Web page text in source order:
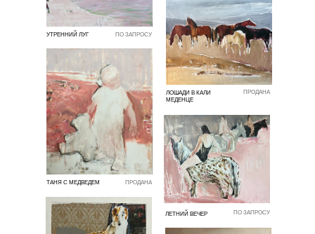
ТАНЯ С МЕДВЕДЕМ ПРОДАНА
УТРЕННИЙ ЛУГ
ЛЕТНИЙ ВЕЧЕР ПО ЗАПРОСУ
ЛОШАДИ В КАЛИ
МЕДЕНЦЕ
ПРОДАНА
ПО ЗАПРОСУ